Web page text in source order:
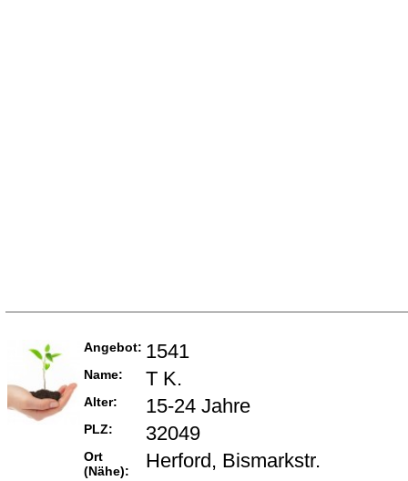
Angebot: 1541
Name: T K.
Alter: 15-24 Jahre
PLZ: 32049
Ort
(Nähe):
Herford, Bismarkstr.